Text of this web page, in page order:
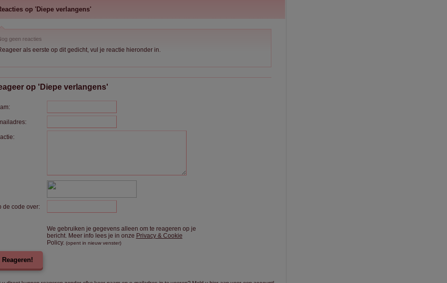
op 'Diepe verlangens'
geen reacties
als eerste op dit gedicht, vul je reactie hieronder in.
op 'Diepe verlangens'
de code over:
We gebruiken je gegevens alleen om te reageren op je
bericht. Meer info lees je in onze Privacy & Cookie
Policy. (opent in nieuw venster)
Reageren!